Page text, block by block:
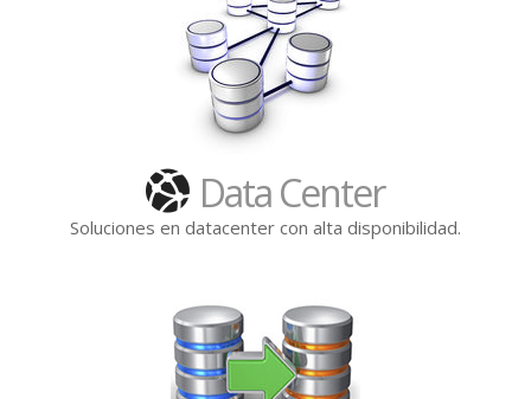
Soluciones de
virtualización
de redes en
datacenter
Data Center
Soluciones en datacenter con alta disponibilidad.
Medidas
preventivas
contra